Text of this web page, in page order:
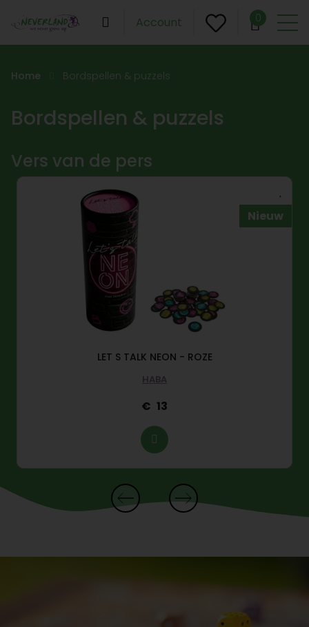
Account 0
Home Bordspellen & puzzels
Bordspellen & puzzels
Vers van de pers
Nieuw
LET S TALK NEON - ROZE
HABA
13